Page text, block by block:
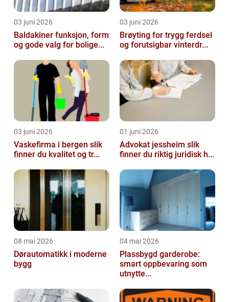
03 juni 2026
Baldakiner funksjon, form
og gode valg for bolige...
03 juni 2026
Brøyting for trygg ferdsel
og forutsigbar vinterdr...
03 juni 2026
Vaskefirma i bergen slik
finner du kvalitet og tr...
01 juni 2026
Advokat jessheim slik
finner du riktig juridisk h...
08 mai 2026
Dørautomatikk i moderne
bygg
04 mai 2026
Plassbygd garderobe:
smart oppbevaring som
utnytte...